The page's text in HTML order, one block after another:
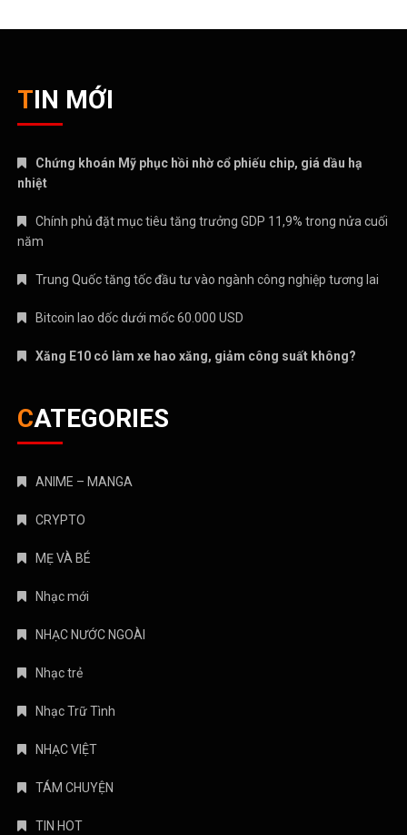
TIN MỚI
Chứng khoán Mỹ phục hồi nhờ cổ phiếu chip, giá dầu hạ
nhiệt
Chính phủ đặt mục tiêu tăng trưởng GDP 11,9% trong nửa cuối
năm
Trung Quốc tăng tốc đầu tư vào ngành công nghiệp tương lai
Bitcoin lao dốc dưới mốc 60.000 USD
Xăng E10 có làm xe hao xăng, giảm công suất không?
CATEGORIES
ANIME – MANGA
CRYPTO
MẸ VÀ BÉ
Nhạc mới
NHẠC NƯỚC NGOÀI
Nhạc trẻ
Nhạc Trữ Tình
NHẠC VIỆT
TÁM CHUYỆN
TIN HOT